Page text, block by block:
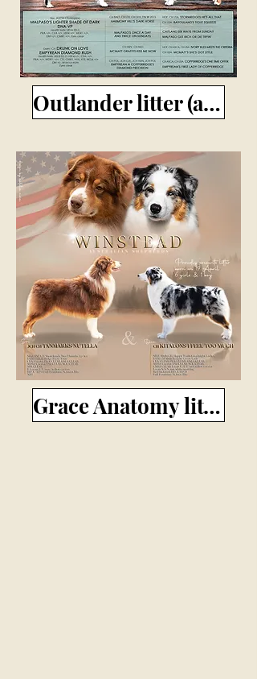
Outlander litter (aussie)
Grace Anatomy litter (aussie)